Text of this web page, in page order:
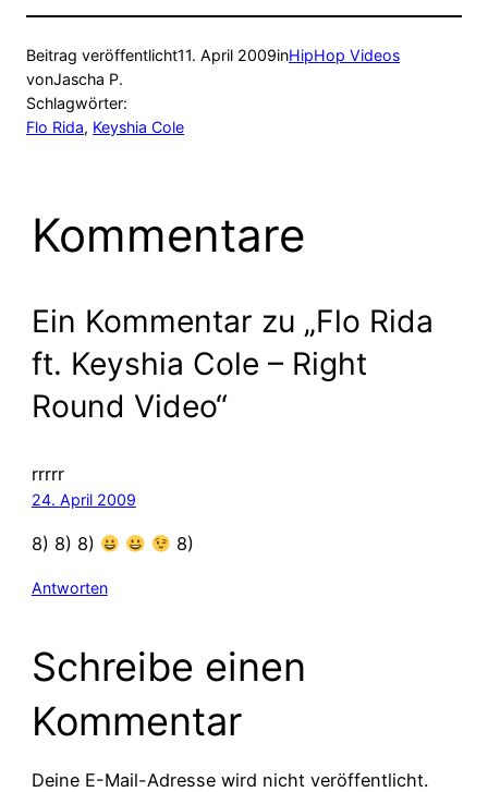
Beitrag veröffentlicht11. April 2009inHipHop Videos
vonJascha P.
Schlagwörter:
Flo Rida, Keyshia Cole
Kommentare
Ein Kommentar zu „Flo Rida
ft. Keyshia Cole – Right
Round Video“
rrrrr
24. April 2009
8) 8) 8) 8)
Antworten
Schreibe einen
Kommentar
Deine E-Mail-Adresse wird nicht veröffentlicht.